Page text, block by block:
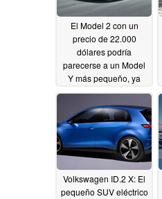
El Model 2 con un
precio de 22.000
dólares podría
parecerse a un Model
Y más pequeño, ya
que Tesla planea una
tasa de producción de
2 millones en Giga
México 04/04/2023
Volkswagen ID.2 X: El
pequeño SUV eléctrico